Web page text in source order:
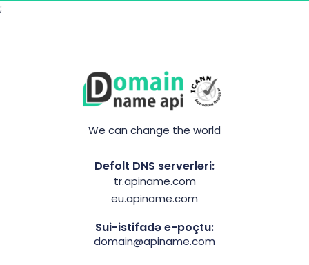
;
We can change the world
Defolt DNS serverləri:
tr.apiname.com
eu.apiname.com
Sui-istifadə e-poçtu:
domain@apiname.com